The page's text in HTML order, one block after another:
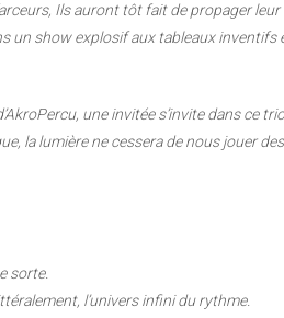
Ils auront tôt fait de propager leur
un show explosif aux tableaux inventifs
une invitée s’invite dans ce
la lumière ne cessera de nous jouer
sorte.
l’univers infini du rythme.